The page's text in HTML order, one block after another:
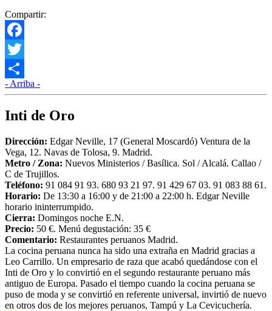
Compartir:
Facebook
Twitter
Compartir
- Arriba -
Inti de Oro
Dirección: Edgar Neville, 17 (General Moscardó) Ventura de la
Vega, 12. Navas de Tolosa, 9. Madrid.
Metro / Zona: Nuevos Ministerios / Basílica. Sol / Alcalá. Callao /
C de Trujillos.
Teléfono: 91 084 91 93. 680 93 21 97. 91 429 67 03. 91 083 88 61.
Horario: De 13:30 a 16:00 y de 21:00 a 22:00 h. Edgar Neville
horario ininterrumpido.
Cierra: Domingos noche E.N.
Precio: 50 €. Menú degustación: 35 €
Comentario: Restaurantes peruanos Madrid.
La cocina peruana nunca ha sido una extraña en Madrid gracias a
Leo Carrillo. Un empresario de raza que acabó quedándose con el
Inti de Oro y lo convirtió en el segundo restaurante peruano más
antiguo de Europa. Pasado el tiempo cuando la cocina peruana se
puso de moda y se convirtió en referente universal, invirtió de nuevo
en otros dos de los mejores peruanos, Tampú y La Cevicuchería.